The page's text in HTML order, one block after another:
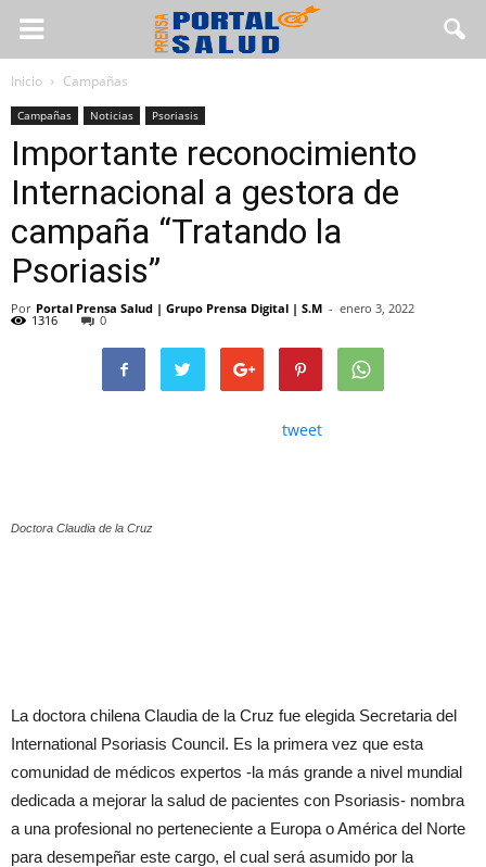
Inicio Campañas
Campañas Noticias Psoriasis
Importante reconocimiento
Internacional a gestora de
campaña “Tratando la
Psoriasis”
Por Portal Prensa Salud | Grupo Prensa Digital | S.M - enero 3, 2022
1316 0
tweet
Doctora Claudia de la Cruz
La doctora chilena Claudia de la Cruz fue elegida Secretaria del
International Psoriasis Council. Es la primera vez que esta
comunidad de médicos expertos -la más grande a nivel mundial
dedicada a mejorar la salud de pacientes con Psoriasis- nombra
a una profesional no perteneciente a Europa o América del Norte
para desempeñar este cargo, el cual será asumido por la